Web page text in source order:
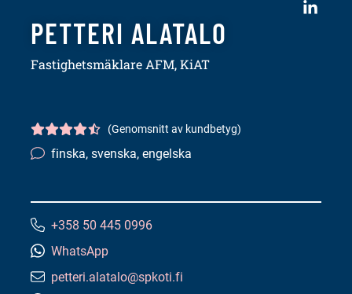
Sociala
PETTERI ALATALO
Fastighetsmäklare AFM, KiAT
Kundbetyg
4.5/5
(Genomsnitt av kundbetyg)
Språkkunskaper:
finska, svenska, engelska
Telefonnummer:
+358 50 445 0996
WhatsApp
E-
petteri.alatalo@spkoti.fi